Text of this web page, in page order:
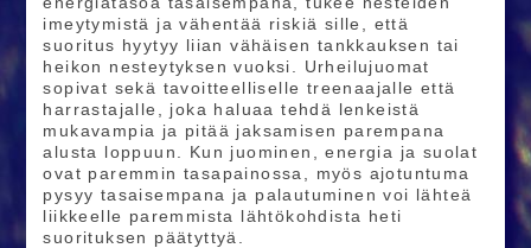
imeytymistä ja vähentää riskiä sille, että
suoritus hyytyy liian vähäisen tankkauksen tai
heikon nesteytyksen vuoksi. Urheilujuomat
sopivat sekä tavoitteelliselle treenaajalle että
harrastajalle, joka haluaa tehdä lenkeistä
mukavampia ja pitää jaksamisen parempana
alusta loppuun. Kun juominen, energia ja suolat
ovat paremmin tasapainossa, myös ajotuntuma
pysyy tasaisempana ja palautuminen voi lähteä
liikkeelle paremmista lähtökohdista heti
suorituksen päätyttyä.